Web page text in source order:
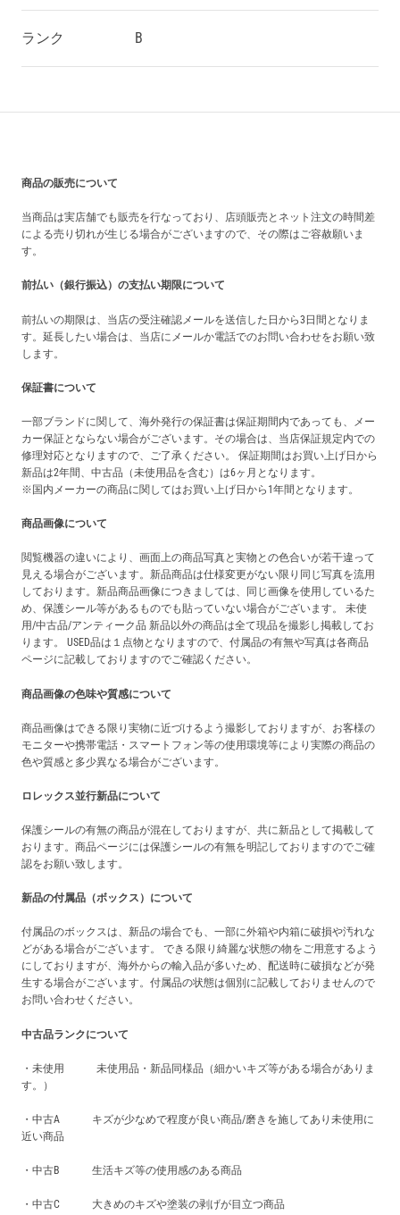
ランク B
商品の販売について
当商品は実店舗でも販売を行なっており、店頭販売とネット注文の時間差
による売り切れが生じる場合がございますので、その際はご容赦願いま
す。
前払い（銀行振込）の支払い期限について
前払いの期限は、当店の受注確認メールを送信した日から3日間となりま
す。延長したい場合は、当店にメールか電話でのお問い合わせをお願い致
します。
保証書について
一部ブランドに関して、海外発行の保証書は保証期間内であっても、メー
カー保証とならない場合がございます。その場合は、当店保証規定内での
修理対応となりますので、ご了承ください。 保証期間はお買い上げ日から
新品は2年間、中古品（未使用品を含む）は6ヶ月となります。
※国内メーカーの商品に関してはお買い上げ日から1年間となります。
商品画像について
閲覧機器の違いにより、画面上の商品写真と実物との色合いが若干違って
見える場合がございます。新品商品は仕様変更がない限り同じ写真を流用
しております。新品商品画像につきましては、同じ画像を使用しているた
め、保護シール等があるものでも貼っていない場合がございます。 未使
用/中古品/アンティーク品 新品以外の商品は全て現品を撮影し掲載してお
ります。 USED品は１点物となりますので、付属品の有無や写真は各商品
ページに記載しておりますのでご確認ください。
商品画像の色味や質感について
商品画像はできる限り実物に近づけるよう撮影しておりますが、お客様の
モニターや携帯電話・スマートフォン等の使用環境等により実際の商品の
色や質感と多少異なる場合がございます。
ロレックス並行新品について
保護シールの有無の商品が混在しておりますが、共に新品として掲載して
おります。商品ページには保護シールの有無を明記しておりますのでご確
認をお願い致します。
新品の付属品（ボックス）について
付属品のボックスは、新品の場合でも、一部に外箱や内箱に破損や汚れな
どがある場合がございます。 できる限り綺麗な状態の物をご用意するよう
にしておりますが、海外からの輸入品が多いため、配送時に破損などが発
生する場合がございます。付属品の状態は個別に記載しておりませんので
お問い合わせください。
中古品ランクについて
・未使用 未使用品・新品同様品（細かいキズ等がある場合がありま
す。）
・中古A キズが少なめで程度が良い商品/磨きを施してあり未使用に
近い商品
・中古B 生活キズ等の使用感のある商品
・中古C 大きめのキズや塗装の剥げが目立つ商品